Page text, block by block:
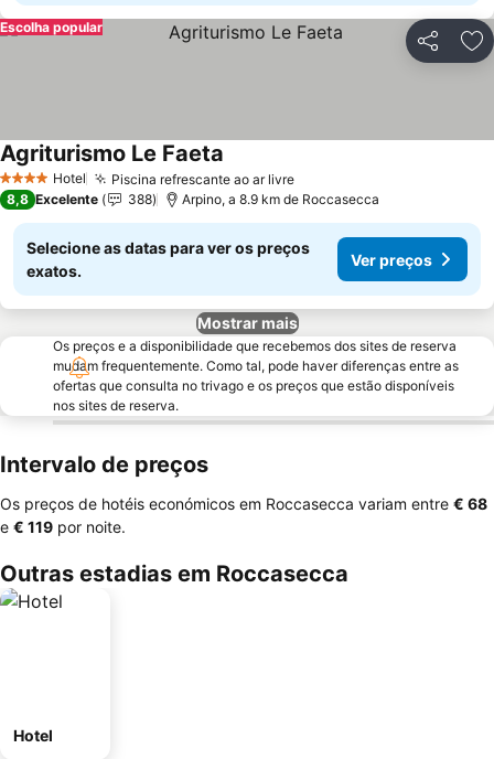
Partilhar
Escolha popular
4 EstrelasHotel Piscina refrescante ao ar livreVer preços
Agriturismo Le Faeta
8,8 Excelente 388 Arpino, a 8.9 km de Roccasecca
Selecione as datas para ver os preços
exatos.
Ver preços
Mostrar mais
Os preços e a disponibilidade que recebemos dos sites de reserva
mudam frequentemente. Como tal, pode haver diferenças entre as
ofertas que consulta no trivago e os preços que estão disponíveis
nos sites de reserva.
Intervalo de preços
Os preços de hotéis económicos em Roccasecca variam entre ‎€ 68
e ‎€ 119 por noite.
Outras estadias em Roccasecca
Hotel